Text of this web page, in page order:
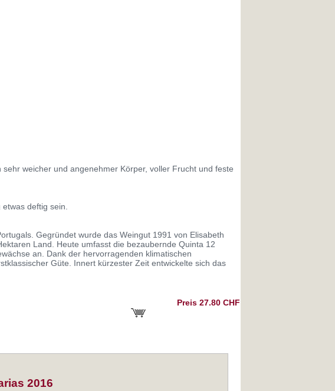
weicher und angenehmer Körper, voller Frucht und feste
deftig sein.
Gegründet wurde das Weingut 1991 von Elisabeth
Land. Heute umfasst die bezaubernde Quinta 12
an. Dank der hervorragenden klimatischen
Güte. Innert kürzester Zeit entwickelte sich das
Preis 27.80 CHF
2016